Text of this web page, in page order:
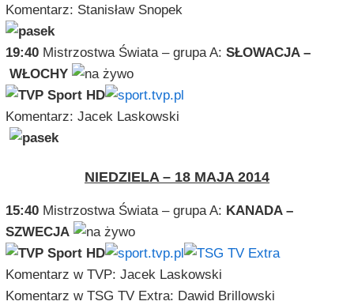
Komentarz: Stanisław Snopek
19:40 Mistrzostwa Świata – grupa A: SŁOWACJA –
WŁOCHY
Komentarz: Jacek Laskowski
NIEDZIELA – 18 MAJA 2014
15:40Mistrzostwa Świata – grupa A: KANADA –
SZWECJA
Komentarz w TVP: Jacek Laskowski
Komentarz w TSG TV Extra: Dawid Brillowski